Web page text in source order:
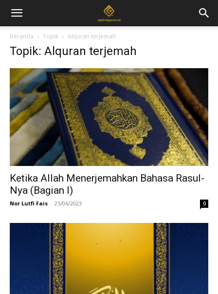
Beranda Topik Alquran terjemah
Topik: Alquran terjemah
Ketika Allah Menerjemahkan Bahasa Rasul-
Nya (Bagian I)
Nor Lutfi Fais - 25/06/2023 0